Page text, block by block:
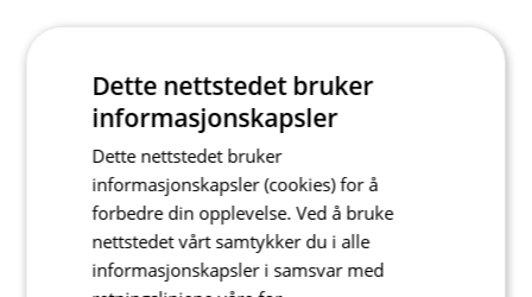
Dette nettstedet bruker
informasjonskapsler
Dette nettstedet bruker
informasjonskapsler (cookies) for å
forbedre din opplevelse. Ved å bruke
nettstedet vårt samtykker du i alle
informasjonskapsler i samsvar med